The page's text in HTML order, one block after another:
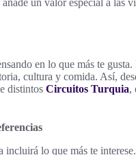
un valor especial a las
en lo que más te
cultura y comida. Así,
distintos Circuitos Turquia,
lo que más te